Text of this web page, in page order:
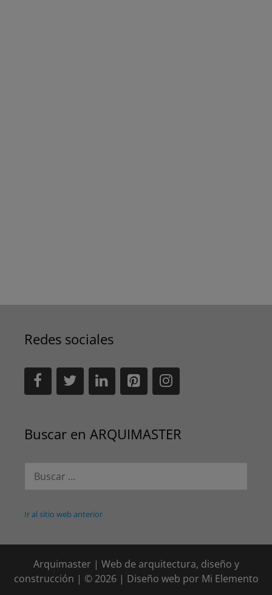
Redes sociales
Buscar en ARQUIMASTER
Ir al sitio web anterior
Arquimaster | Web de arquitectura, diseño y
construcción | © 2026 | Diseño web por Mi Elemento